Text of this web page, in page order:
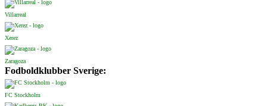
Villarreal
Xerez
Zaragoza
Fodboldklubber Sverige:
FC Stockholm